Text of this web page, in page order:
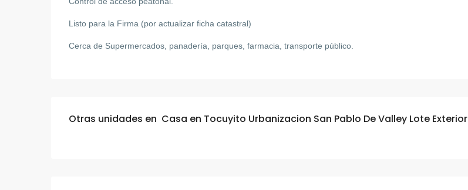
Listo para la Firma (por actualizar ficha catastral)
Cerca de Supermercados, panadería, parques, farmacia, transporte público.
Otras unidades en Casa en Tocuyito Urbanizacion San Pablo De Valley Lote Exterior